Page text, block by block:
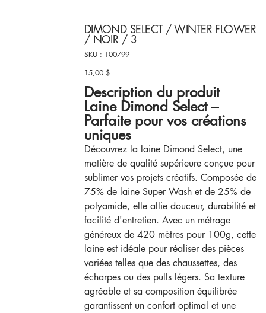
DIMOND SELECT / WINTER FLOWER
/ NOIR / 3
SKU :
SKU
100799
100799
Prix
15,00 $
Description du produit
Laine Dimond Select –
Parfaite pour vos créations
uniques
Découvrez la laine Dimond Select, une
matière de qualité supérieure conçue pour
sublimer vos projets créatifs. Composée de
75% de laine Super Wash et de 25% de
polyamide, elle allie douceur, durabilité et
facilité d'entretien. Avec un métrage
généreux de 420 mètres pour 100g, cette
laine est idéale pour réaliser des pièces
variées telles que des chaussettes, des
écharpes ou des pulls légers. Sa texture
agréable et sa composition équilibrée
garantissent un confort optimal et une